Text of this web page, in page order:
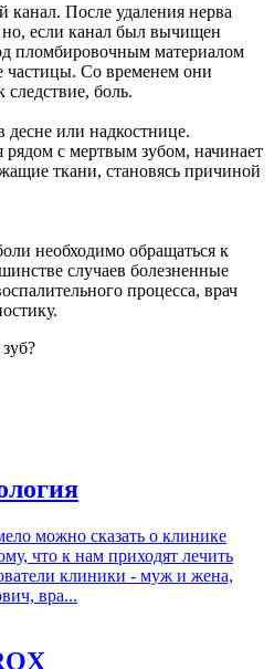
После удаления нерва
если канал был вычищен
пломбировочным материалом
частицы. Со временем они
боль.
или надкостнице.
с мертвым зубом, начинает
ткани, становясь причиной
необходимо обращаться к
случаев болезненные
процесса, врач
можно сказать о клинике
что к нам приходят лечить
клиники - муж и жена,
вра...